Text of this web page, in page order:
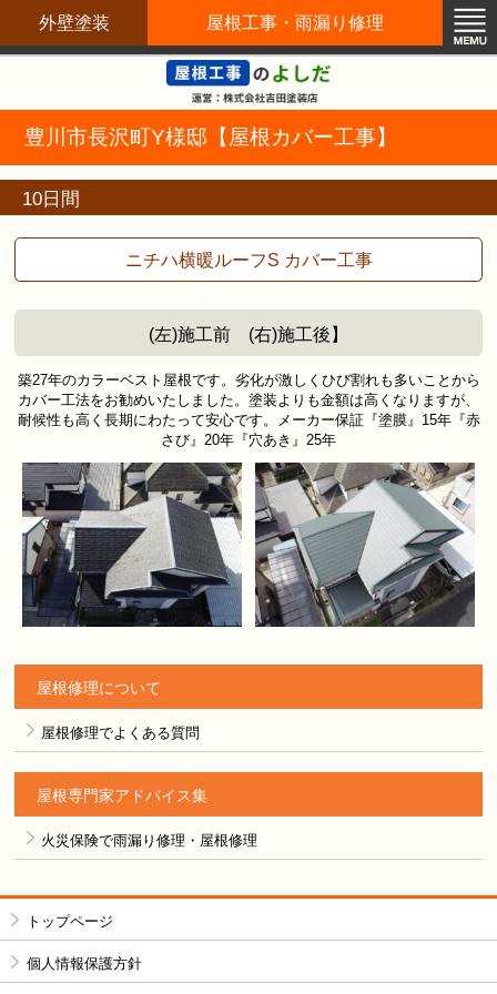
外壁塗装 屋根工事・雨漏り修理
豊川市長沢町Y様邸【屋根カバー工事】
10日間
ニチハ横暖ルーフS カバー工事
(左)施工前 (右)施工後】
築27年のカラーベスト屋根です。劣化が激しくひび割れも多いことから
カバー工法をお勧めいたしました。塗装よりも金額は高くなりますが、
耐候性も高く長期にわたって安心です。メーカー保証『塗膜』15年『赤
さび』20年『穴あき』25年
屋根修理について
屋根修理でよくある質問
屋根専門家アドバイス集
火災保険で雨漏り修理・屋根修理
トップページ
個人情報保護方針